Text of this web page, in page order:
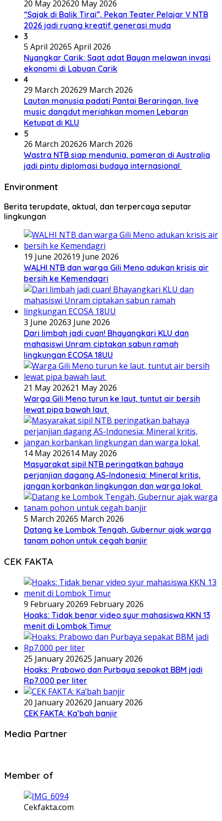
20 May 202620 May 2026
“Sajak di Balik Tirai”, Pekan Teater Pelajar V NTB
2026 jadi ruang kreatif generasi muda
3
5 April 20265 April 2026
Nyangkar Carik: Saat adat Bayan melawan invasi
ekonomi di Labuan Carik
4
29 March 202629 March 2026
Lautan manusia padati Pantai Beraringan, live
music dangdut meriahkan momen Lebaran
Ketupat di KLU
5
26 March 202626 March 2026
Wastra NTB siap mendunia, pameran di Australia
jadi pintu diplomasi budaya internasional
Environment
Berita terupdate, aktual, dan terpercaya seputar
lingkungan
19 June 202619 June 2026
WALHI NTB dan warga Gili Meno adukan krisis air
bersih ke Kemendagri
3 June 20263 June 2026
Dari limbah jadi cuan! Bhayangkari KLU dan
mahasiswi Unram ciptakan sabun ramah
lingkungan ECOSA 18UU
21 May 202621 May 2026
Warga Gili Meno turun ke laut, tuntut air bersih
lewat pipa bawah laut
14 May 202614 May 2026
Masyarakat sipil NTB peringatkan bahaya
perjanjian dagang AS-Indonesia: Mineral kritis,
jangan korbankan lingkungan dan warga lokal
5 March 20265 March 2026
Datang ke Lombok Tengah, Gubernur ajak warga
tanam pohon untuk cegah banjir
CEK FAKTA
9 February 20269 February 2026
Hoaks: Tidak benar video syur mahasiswa KKN 13
menit di Lombok Timur
25 January 202625 January 2026
Hoaks: Prabowo dan Purbaya sepakat BBM jadi
Rp7.000 per liter
20 January 202620 January 2026
CEK FAKTA: Ka’bah banjir
Media Partner
Member of
Cekfakta.com